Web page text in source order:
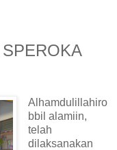
Alhamdulillahiro
bbil alamiin,
telah
dilaksanakan